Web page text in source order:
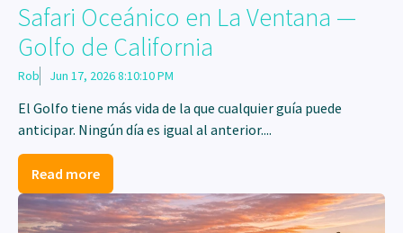
Safari Oceánico en La Ventana —
Golfo de California
Rob Jun 17, 2026 8:10:10 PM
El Golfo tiene más vida de la que cualquier guía puede
anticipar. Ningún día es igual al anterior....
Read more